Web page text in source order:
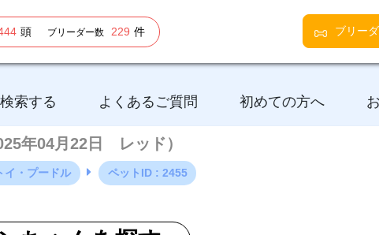
頭 ブリーダー数 229 件 ブリー
検索する よくあるご質問 初めての方へ
年04月22日 レッド）
イ・プードル ペットID : 2455